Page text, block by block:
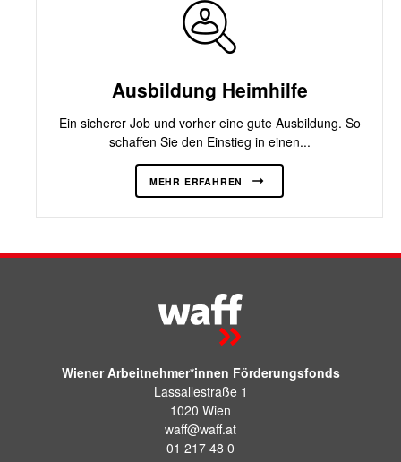
Ausbildung Heimhilfe
Ein sicherer Job und vorher eine gute Ausbildung. So
schaffen Sie den Einstieg in einen...
MEHR ERFAHREN
Wiener Arbeitnehmer*innen Förderungsfonds
Lassallestraße 1
1020 Wien
waff@waff.at
01 217 48 0